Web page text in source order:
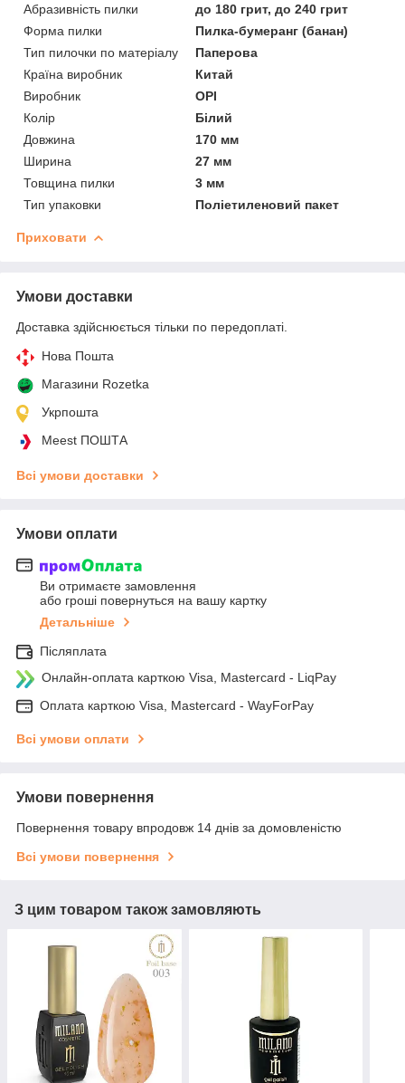
Абразивність пилки
до 180 грит, до 240 грит
Форма пилки
Пилка-бумеранг (банан)
Тип пилочки по матеріалу
Паперова
Країна виробник
Китай
Виробник
OPI
Колір
Білий
Довжина
170 мм
Ширина
27 мм
Товщина пилки
3 мм
Тип упаковки
Поліетиленовий пакет
Приховати
Умови доставки
Доставка здійснюється тільки по передоплаті.
Нова Пошта
Магазини Rozetka
Укрпошта
Meest ПОШТА
Всі умови доставки
Умови оплати
Ви отримаєте замовлення
або гроші повернуться на вашу картку
Детальніше
Післяплата
Онлайн-оплата карткою Visa, Mastercard - LiqPay
Оплата карткою Visa, Mastercard - WayForPay
Всі умови оплати
Умови повернення
Повернення товару впродовж 14 днів за домовленістю
Всі умови повернення
З цим товаром також замовляють